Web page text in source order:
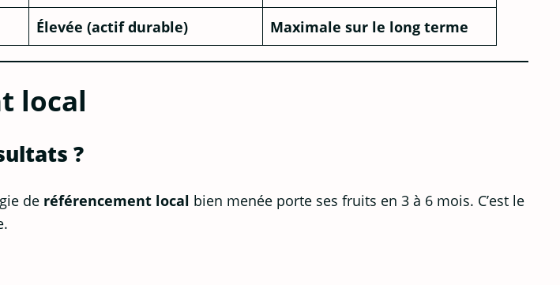
Élevée (actif durable) Maximale sur le long terme
local
?
de référencement local bien menée porte ses fruits en 3 à 6 mois. C’est le